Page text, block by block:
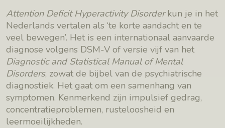
Attention Deficit Hyperactivity Disorderkun je in het
Nederlands vertalen als ‘te korte aandacht en te
veel bewegen’. Het is een internationaal aanvaarde
diagnose volgens DSM-V of versie vijf van het
Diagnostic and Statistical Manual of Mental
Disorders, zowat de bijbel van de psychiatrische
diagnostiek. Het gaat om een samenhang van
symptomen. Kenmerkend zijn impulsief gedrag,
concentratieproblemen, rusteloosheid en
leermoeilijkheden.